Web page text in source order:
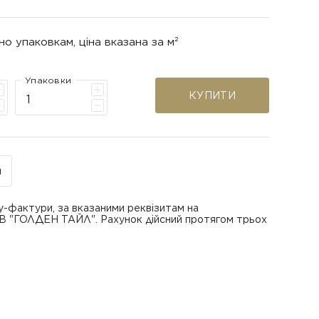
упаковкам, ціна вказана за м²
Упаковки
КУПИТИ
фактури, за вказаними реквізитам на
"ГОЛДЕН ТАЙЛ". Рахунок дійсний протягом трьох